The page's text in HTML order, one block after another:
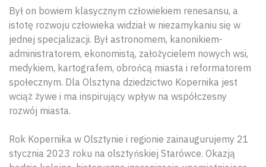
Był on bowiem klasycznym człowiekiem renesansu, a
istotę rozwoju człowieka widział w niezamykaniu się w
jednej specjalizacji. Był astronomem, kanonikiem-
administratorem, ekonomistą, założycielem nowych wsi,
medykiem, kartografem, obrońcą miasta i reformatorem
społecznym. Dla Olsztyna dziedzictwo Kopernika jest
wciąż żywe i ma inspirujący wpływ na współczesny
rozwój miasta.
Rok Kopernika w Olsztynie i regionie zainaugurujemy 21
stycznia 2023 roku na olsztyńskiej Starówce. Okazją